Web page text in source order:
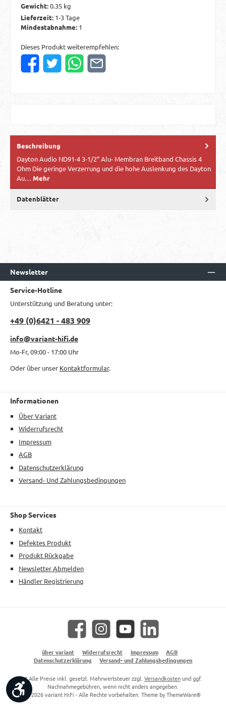
Gewicht:0.35 kg
Lieferzeit: 1-3 Tage
Mindestabnahme: 1
Dieses Produkt weiterempfehlen:
Beschreibung
Dayton Audio ND91-4 3-1/2” Alu- Membran Breitband Chassis 4
Ohm Die geringe Verzerrung und die hohe Auslenkung des Dayton
Au… Mehr
Datenblätter
Newsletter
Service-Hotline
Unterstützung und Beratung unter:
+49 (0)6421 - 483 909
info@variant-hifi.de
Mo-Fr, 09:00 - 17:00 Uhr
Oder über unser Kontaktformular.
Informationen
Über Variant
Widerrufsrecht
Impressum
AGB
Datenschutzerklärung
Versand- Und Zahlungsbedingungen
Shop Services
Kontakt
Defektes Produkt
Produkt Rückgabe
Newsletter Abmelden
Händler Registrierung
Facebook Instagram YouTube LinkedIn
über variant Widerrufsrecht Impressum
AGB
Datenschutzerklärung
Versand- und Zahlungsbedingungen
* Alle Preise inkl. gesetzl. Mehrwertsteuer zzgl. Versandkostenund ggf.
Nachnahmegebühren, wenn nicht anders angegeben.
© 2026 variant HiFi - Alle Rechte vorbehalten. Theme byThemeWare®
Werkzeugleiste anzeigen